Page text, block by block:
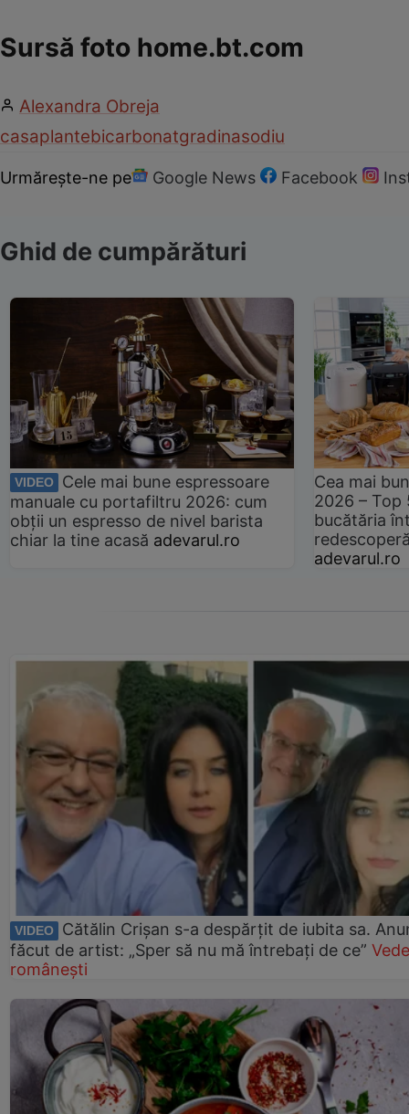
Sursă foto home.bt.com
Alexandra Obreja
casaplantebicarbonatgradinasodiu
Urmărește-ne pe Google News Facebook
Ghid de cumpărături
VIDEO
Cele mai bune espressoare
manuale cu portafiltru 2026: cum
obții un espresso de nivel barista
chiar la tine acasă adevarul.ro
Cea mai
2026 –
bucătăria
adevarul.ro
VIDEO
Cătălin Crișan s-a despărțit de iubita sa.
făcut de artist: „Sper să nu mă întrebați de ce”
românești